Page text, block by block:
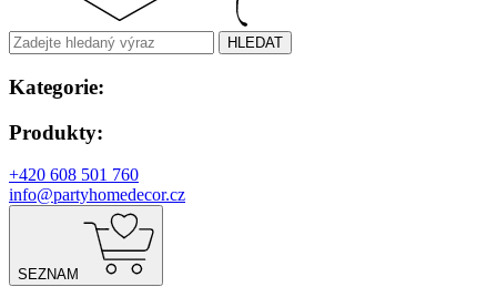
HLEDAT
Kategorie:
Produkty:
+420 608 501 760
info@partyhomedecor.cz
SEZNAM